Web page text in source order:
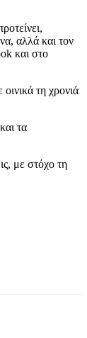
αλλά και τον
και στο
τη χρονιά
τα
με στόχο τη